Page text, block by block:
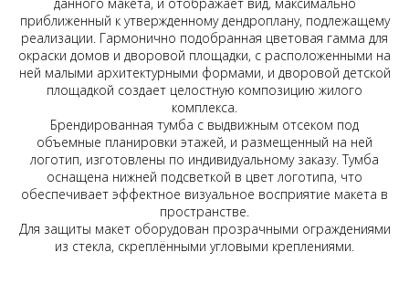
Наверх
приближенный к утвержденному дендроплану, подлежащему
реализации. Гармонично подобранная цветовая гамма для
окраски домов и дворовой площадки, с расположенными на
ней малыми архитектурными формами, и дворовой детской
площадкой создает целостную композицию жилого
комплекса.
Брендированная тумба с выдвижным отсеком под
объемные планировки этажей, и размещенный на ней
логотип, изготовлены по индивидуальному заказу. Тумба
оснащена нижней подсветкой в цвет логотипа, что
обеспечивает эффектное визуальное восприятие макета в
пространстве.
Для защиты макет оборудован прозрачными ограждениями
из стекла, скреплёнными угловыми креплениями.